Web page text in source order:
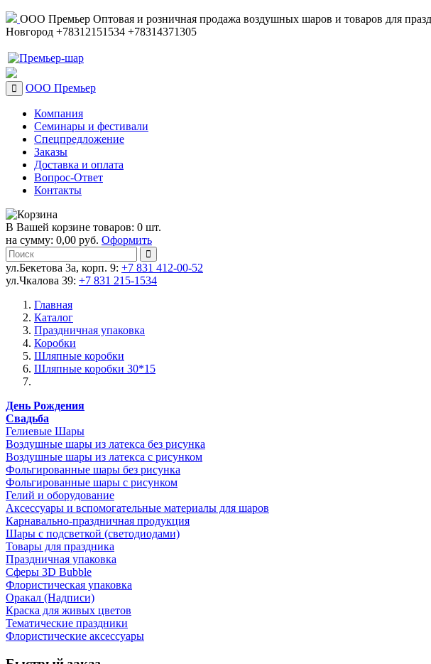
ООО Премьер Оптовая и розничная продажа воздушных шаров и товаров для
Новгород +78312151534 +78314371305
ООО Премьер
Компания
Семинары и фестивали
Спецпредложение
Заказы
Доставка и оплата
Вопрос-Ответ
Контакты
В Вашей корзине товаров: 0 шт.
на сумму: 0,00 руб. Оформить
ул.Бекетова 3а, корп. 9: +7 831 412-00-52
ул.Чкалова 39: +7 831 215-1534
Главная
Каталог
Праздничная упаковка
Коробки
Шляпные коробки
Шляпные коробки 30*15
День Рождения
Свадьба
Гелиевые Шары
Воздушные шары из латекса без рисунка
Воздушные шары из латекса с рисунком
Фольгированные шары без рисунка
Фольгированные шары с рисунком
Гелий и оборудование
Аксессуары и вспомогательные материалы для шаров
Карнавально-праздничная продукция
Шары с подсветкой (светодиодами)
Товары для праздника
Праздничная упаковка
Сферы 3D Bubble
Флористическая упаковка
Оракал (Надписи)
Краска для живых цветов
Тематические праздники
Флористические аксессуары